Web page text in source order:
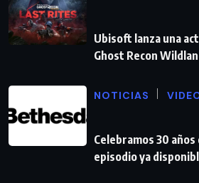
Ubisoft lanza una
Ghost Recon
NOTICIAS
Celebramos 30
episodio ya